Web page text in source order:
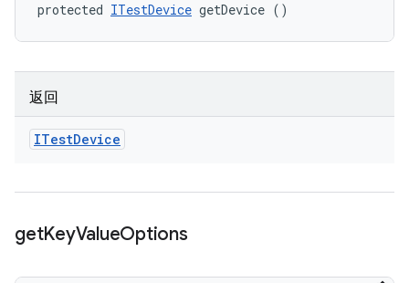
protected ITestDevice getDevice ()
返回
ITestDevice
getKeyValueOptions